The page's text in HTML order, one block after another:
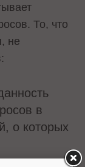
То, что
не
в
о которых